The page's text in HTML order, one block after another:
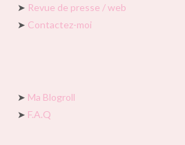
➤ Revue de presse / web
➤ Contactez-moi
➤ Ma Blogroll
➤ F.A.Q